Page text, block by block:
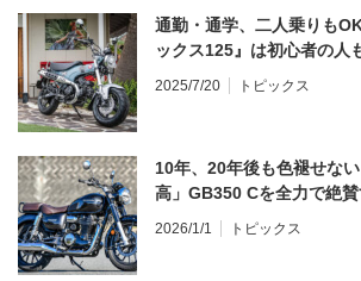
通勤・通学、二人乗りも
ックス125』は初心者の人
2025/7/20 トピックス
10年、20年後も色褪せな
高」GB350 Cを全力で絶
2026/1/1 トピックス